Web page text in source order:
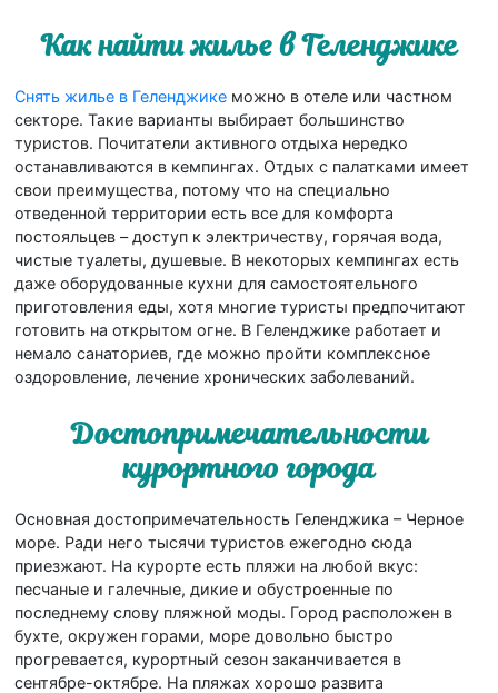
Как найти жилье в Геленджике
Снять жилье в Геленджике можно в отеле или частном
секторе. Такие варианты выбирает большинство
туристов. Почитатели активного отдыха нередко
останавливаются в кемпингах. Отдых с палатками имеет
свои преимущества, потому что на специально
отведенной территории есть все для комфорта
постояльцев – доступ к электричеству, горячая вода,
чистые туалеты, душевые. В некоторых кемпингах есть
даже оборудованные кухни для самостоятельного
приготовления еды, хотя многие туристы предпочитают
готовить на открытом огне. В Геленджике работает и
немало санаториев, где можно пройти комплексное
оздоровление, лечение хронических заболеваний.
Достопримечательности
курортного города
Основная достопримечательность Геленджика – Черное
море. Ради него тысячи туристов ежегодно сюда
приезжают. На курорте есть пляжи на любой вкус:
песчаные и галечные, дикие и обустроенные по
последнему слову пляжной моды. Город расположен в
бухте, окружен горами, море довольно быстро
прогревается, курортный сезон заканчивается в
сентябре-октябре. На пляжах хорошо развита